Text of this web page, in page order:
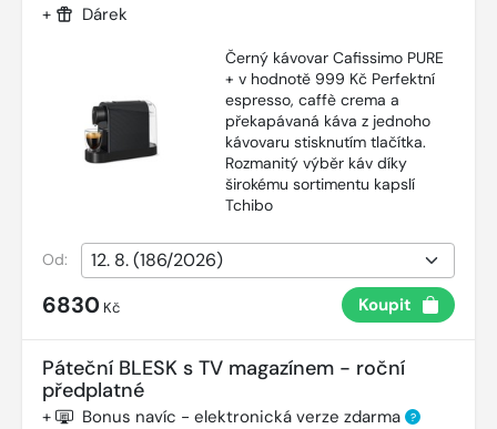
+ Dárek
Černý kávovar Cafissimo PURE
+ v hodnotě 999 Kč Perfektní
espresso, caffè crema a
překapávaná káva z jednoho
kávovaru stisknutím tlačítka.
Rozmanitý výběr káv díky
širokému sortimentu kapslí
Tchibo
Od:
6830 Kč Koupit
Páteční BLESK s TV magazínem - roční
předplatné
+ Bonus navíc - elektronická verze zdarma ?